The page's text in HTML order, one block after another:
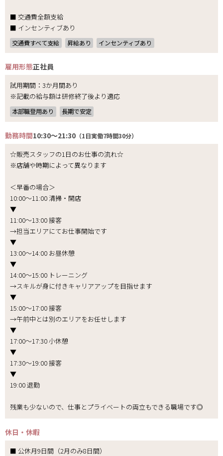
■ 交通費全額支給
■ インセンティブあり
交通費すべて支給 昇給あり インセンティブあり
雇用形態正社員
試用期間：3か月間あり
※記載の給与額は研修終了後より適応
本部職登用あり 長期で安定
勤務時間10:30～21:30 （1日実働7時間30分）
☆販売スタッフの1日のお仕事の流れ☆
※店舗や時期によって異なります
＜早番の場合＞
10:00～11:00 清掃・開店
▼
11:00～13:00 接客
→担当エリアにてお仕事開始です
▼
13:00～14:00 お昼休憩
▼
14:00～15:00 トレーニング
→スキルが身に付きキャリアアップを目指せます
▼
15:00～17:00 接客
→午前中とは別のエリアをお任せします
▼
17:00～17:30 小休憩
▼
17:30～19:00 接客
▼
19:00 退勤
残業も少ないので、仕事とプライベートの両立もできる職場です◎
休日・休暇
■ 公休月9日間（2月のみ8日間）